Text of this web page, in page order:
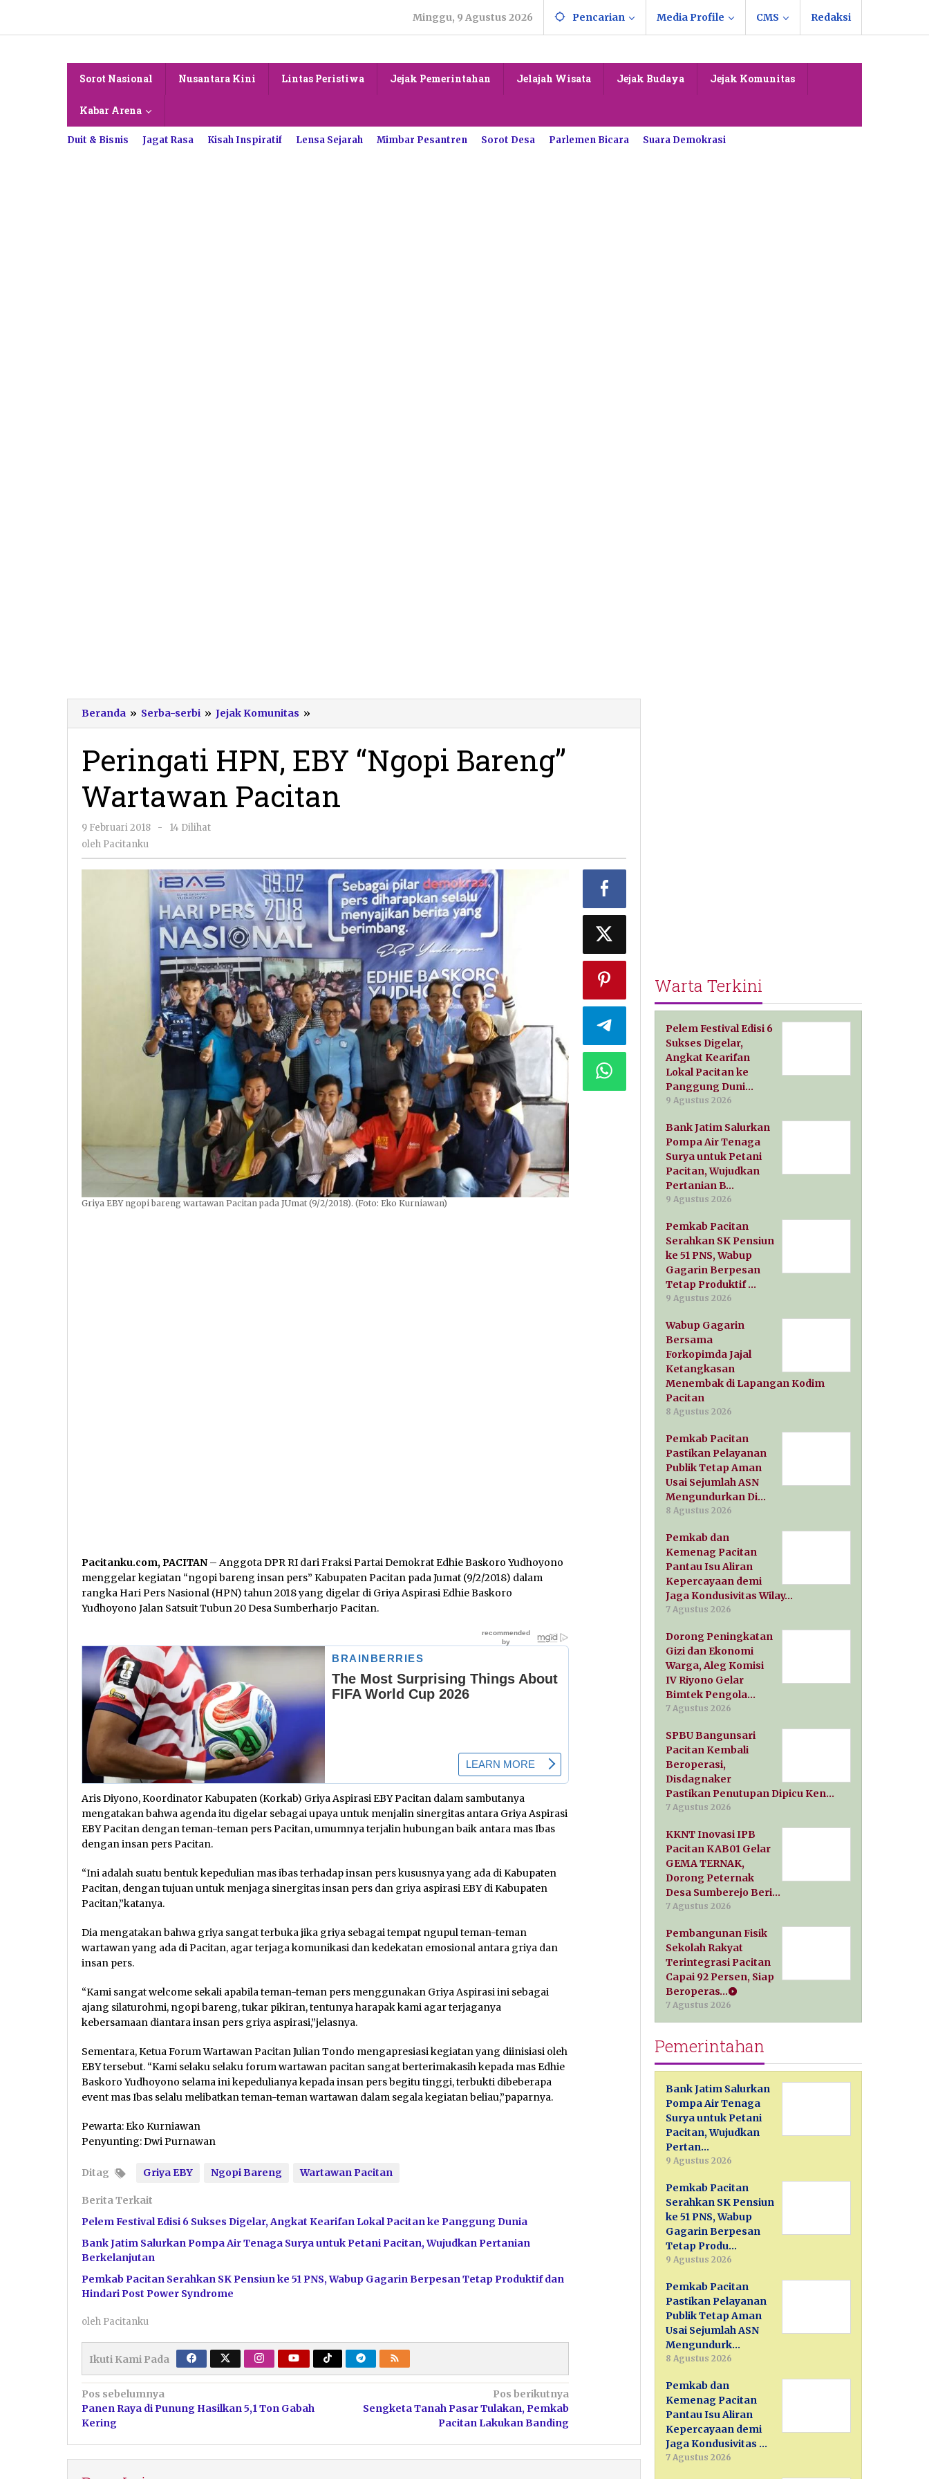
konten
Minggu, 9 Agustus 2026 Pencarian Media Profile CMS Redaksi
Sorot Nasional Nusantara Kini Lintas Peristiwa Jejak Pemerintahan Jelajah Wisata Jejak Budaya Jejak Komunitas
Kabar Arena
Duit & Bisnis Jagat Rasa Kisah Inspiratif Lensa Sejarah Mimbar Pesantren Sorot Desa Parlemen Bicara Suara Demokrasi
Beranda » Serba-serbi » Jejak Komunitas »
HPN,
"Ngopi
Bareng"
Pacitan
Peringati HPN, EBY “Ngopi Bareng”
Wartawan Pacitan
9 Februari 2018
oleh
-
14 Dilihat
oleh Pacitanku
Griya EBY ngopi bareng wartawan Pacitan pada JUmat (9/2/2018). (Foto: Eko Kurniawan)
Pacitanku.com, PACITAN – Anggota DPR RI dari Fraksi Partai Demokrat Edhie Baskoro Yudhoyono
menggelar kegiatan “ngopi bareng insan pers” Kabupaten Pacitan pada Jumat (9/2/2018) dalam
rangka Hari Pers Nasional (HPN) tahun 2018 yang digelar di Griya Aspirasi Edhie Baskoro
Yudhoyono Jalan Satsuit Tubun 20 Desa Sumberharjo Pacitan.
Aris Diyono, Koordinator Kabupaten (Korkab) Griya Aspirasi EBY Pacitan dalam sambutanya
mengatakan bahwa agenda itu digelar sebagai upaya untuk menjalin sinergitas antara Griya Aspirasi
EBY Pacitan dengan teman-teman pers Pacitan, umumnya terjalin hubungan baik antara mas Ibas
dengan insan pers Pacitan.
“Ini adalah suatu bentuk kepedulian mas ibas terhadap insan pers kususnya yang ada di Kabupaten
Pacitan, dengan tujuan untuk menjaga sinergitas insan pers dan griya aspirasi EBY di Kabupaten
Pacitan,”katanya.
Dia mengatakan bahwa griya sangat terbuka jika griya sebagai tempat ngupul teman-teman
wartawan yang ada di Pacitan, agar terjaga komunikasi dan kedekatan emosional antara griya dan
insan pers.
“Kami sangat welcome sekali apabila teman-teman pers menggunakan Griya Aspirasi ini sebagai
ajang silaturohmi, ngopi bareng, tukar pikiran, tentunya harapak kami agar terjaganya
kebersamaan diantara insan pers griya aspirasi,”jelasnya.
Sementara, Ketua Forum Wartawan Pacitan Julian Tondo mengapresiasi kegiatan yang diinisiasi oleh
EBY tersebut. “Kami selaku selaku forum wartawan pacitan sangat berterimakasih kepada mas Edhie
Baskoro Yudhoyono selama ini kepedulianya kepada insan pers begitu tinggi, terbukti dibeberapa
event mas Ibas selalu melibatkan teman-teman wartawan dalam segala kegiatan beliau,”paparnya.
Pewarta: Eko Kurniawan
Penyunting: Dwi Purnawan
Ditag Griya EBY Ngopi Bareng Wartawan Pacitan
Berita Terkait
Pelem Festival Edisi 6 Sukses Digelar, Angkat Kearifan Lokal Pacitan ke Panggung Dunia
Bank Jatim Salurkan Pompa Air Tenaga Surya untuk Petani Pacitan, Wujudkan Pertanian
Berkelanjutan
Pemkab Pacitan Serahkan SK Pensiun ke 51 PNS, Wabup Gagarin Berpesan Tetap Produktif dan
Hindari Post Power Syndrome
oleh Pacitanku
Ikuti Kami Pada
Navigasi
pos
Pos sebelumnya
Panen Raya di Punung Hasilkan 5,1 Ton Gabah
Kering
Pos berikutnya
Sengketa Tanah Pasar Tulakan, Pemkab
Pacitan Lakukan Banding
Warta Terkini
Pelem Festival Edisi 6
Sukses Digelar,
Angkat Kearifan
Lokal Pacitan ke
Panggung Duni…
9 Agustus 2026
Bank Jatim Salurkan
Pompa Air Tenaga
Surya untuk Petani
Pacitan, Wujudkan
Pertanian B…
9 Agustus 2026
Pemkab Pacitan
Serahkan SK Pensiun
ke 51 PNS, Wabup
Gagarin Berpesan
Tetap Produktif …
9 Agustus 2026
Wabup Gagarin
Bersama
Forkopimda Jajal
Ketangkasan
Menembak di Lapangan Kodim
Pacitan
8 Agustus 2026
Pemkab Pacitan
Pastikan Pelayanan
Publik Tetap Aman
Usai Sejumlah ASN
Mengundurkan Di…
8 Agustus 2026
Pemkab dan
Kemenag Pacitan
Pantau Isu Aliran
Kepercayaan demi
Jaga Kondusivitas Wilay…
7 Agustus 2026
Dorong Peningkatan
Gizi dan Ekonomi
Warga, Aleg Komisi
IV Riyono Gelar
Bimtek Pengola…
7 Agustus 2026
SPBU Bangunsari
Pacitan Kembali
Beroperasi,
Disdagnaker
Pastikan Penutupan Dipicu Ken…
7 Agustus 2026
KKNT Inovasi IPB
Pacitan KAB01 Gelar
GEMA TERNAK,
Dorong Peternak
Desa Sumberejo Beri…
7 Agustus 2026
Pembangunan Fisik
Sekolah Rakyat
Terintegrasi Pacitan
Capai 92 Persen, Siap
Beroperas…
7 Agustus 2026
Pemerintahan
Bank Jatim Salurkan
Pompa Air Tenaga
Surya untuk Petani
Pacitan, Wujudkan
Pertan…
9 Agustus 2026
Pemkab Pacitan
Serahkan SK Pensiun
ke 51 PNS, Wabup
Gagarin Berpesan
Tetap Produ…
9 Agustus 2026
Pemkab Pacitan
Pastikan Pelayanan
Publik Tetap Aman
Usai Sejumlah ASN
Mengundurk…
8 Agustus 2026
Pemkab dan
Kemenag Pacitan
Pantau Isu Aliran
Kepercayaan demi
Jaga Kondusivitas …
7 Agustus 2026